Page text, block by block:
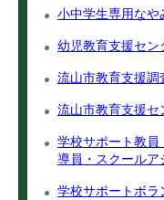
小中学生専用なや
幼児教育支援セ
流山市教育支援調
流山市教育支援セ
学校サポート教員
導員・スクールア
学校サポートボラ